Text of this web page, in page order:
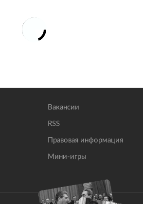
Вакансии
RSS
Правовая информация
Мини-игры